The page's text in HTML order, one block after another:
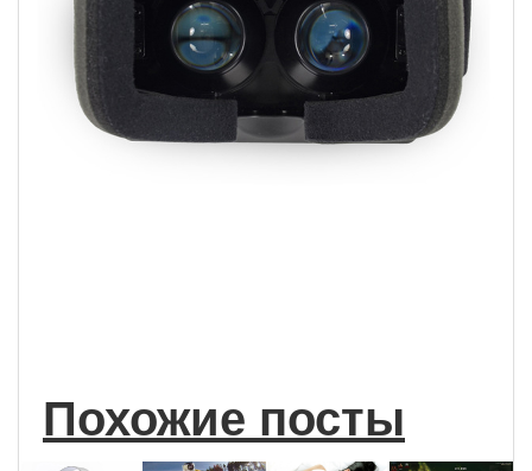
Похожие посты